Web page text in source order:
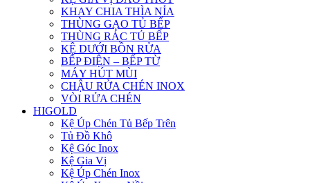
KHAY CHIA THÌA NỈA
THÙNG GẠO TỦ BẾP
THÙNG RÁC TỦ BẾP
KỆ DƯỚI BỒN RỬA
BẾP ĐIỆN – BẾP TỪ
MÁY HÚT MÙI
CHẬU RỬA CHÉN INOX
VÒI RỬA CHÉN
HIGOLD
Kệ Úp Chén Tủ Bếp Trên
Tủ Đồ Khô
Kệ Góc Inox
Kệ Gia Vị
Kệ Úp Chén Inox